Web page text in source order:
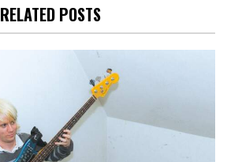
RELATED POSTS